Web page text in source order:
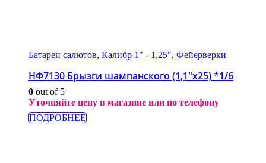
Батареи салютов, Калибр 1" - 1,25", Фейерверки
НФ7130 Брызги шампанского (1,1″x25) *1/6
0 out of 5
Уточняйте цену в магазине или по телефону
ПОДРОБНЕЕ